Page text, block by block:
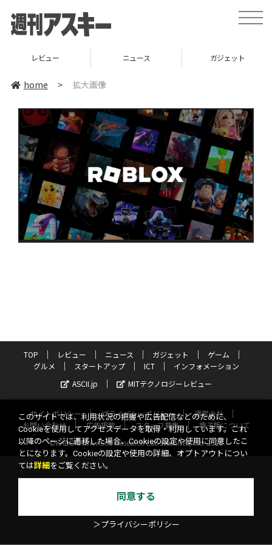
toggle
レビュー ニュース ガジェット
home > 拡大画像
TOP レビュー ニュース ガジェット
ゲーム
グルメ
スタートアップ ICT
インフォメーション
ASCII.jp
MITテクノロジーレビュー
サイトポリシー プライバシーポリシー
運営会社
お問い合わせ
広告掲載 スタッフ募集
電子版について
©KADOKAWA ASCII Research Laboratories, Inc. 2026
このサイトでは、利用状況の把握や広告配信などのために、
Cookieを使用してアクセスデータを取得・利用しています。これ
以降のページに遷移した場合、Cookieの設定や使用に同意したこ
とになります。Cookieの設定や使用の詳細、オプトアウトについ
ては詳細 をご覧ください。
同意する
＞プライバシーポリシー